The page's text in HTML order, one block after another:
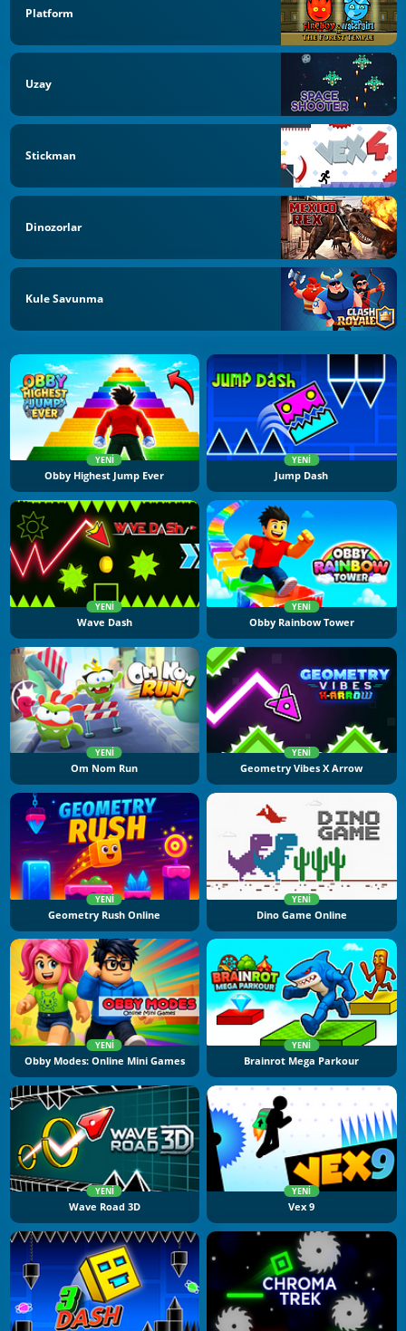
Platform
Uzay
Stickman
Dinozorlar
Kule Savunma
YENI
Obby Highest Jump Ever
YENI
Jump Dash
YENI
Wave Dash
YENI
Obby Rainbow Tower
YENI
Om Nom Run
YENI
Geometry Vibes X Arrow
YENI
Geometry Rush Online
YENI
Dino Game Online
YENI
Obby Modes: Online Mini Games
YENI
Brainrot Mega Parkour
YENI
Wave Road 3D
YENI
Vex 9